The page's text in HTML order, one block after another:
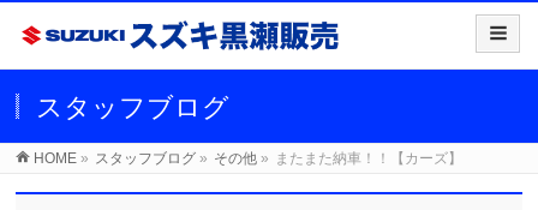
スタッフブログ
HOME » スタッフブログ » その他 » またまた納車！！【カーズ】